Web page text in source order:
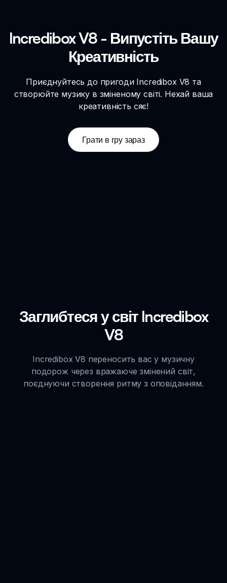
Incredibox V8 - Випустіть Вашу
Креативність
Приєднуйтесь до пригоди Incredibox V8 та
створюйте музику в зміненому світі. Нехай ваша
креативність сяє!
Грати в гру зараз
Заглибтеся у світ Incredibox
V8
Incredibox V8 переносить вас у музичну
подорож через вражаюче змінений світ,
поєднуючи створення ритму з оповіданням.